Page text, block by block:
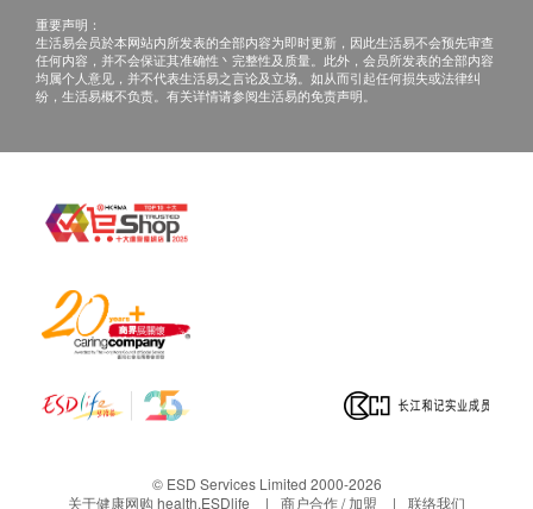
超声骨质密度检测
2 基本项目
体质指标
身高
内科检查
外科检查
肺功能检测
人体成份分析
体脂肪率
途。当阁下身体健康出现任何疾病徵兆时，应立即
咨询有认可资格的医生，作出诊断及治疗。
本服务/产品由商户提供。生活易【健康网购
health.ESDlife概不负责。一切有关的索偿或查
重要声明：
生活易会员於本网站内所发表的全部内容为即时更新，因此生活易不会预先审查
任何内容，并不会保证其准确性丶完整性及质量。此外，会员所发表的全部内容
均属个人意见，并不代表生活易之言论及立场。如从而引起任何损失或法律纠
纷，生活易概不负责。有关详情请参阅生活易的免责声明。
© ESD Services Limited 2000-2026
关于健康网购 health.ESDlife
商户合作 / 加盟 联络我们